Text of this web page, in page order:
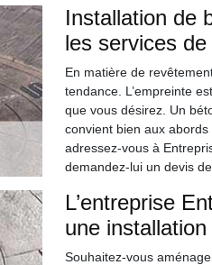
Installation de
les services
En matière de
tendance. L’empreinte
que vous désirez. Un
convient bien aux
adressez-vous à
demandez-lui un devis
L’entreprise
une
Souhaitez-vous